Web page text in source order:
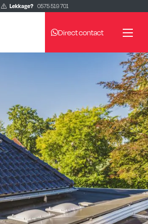
Lekkage? 0575 519 701
Direct contact